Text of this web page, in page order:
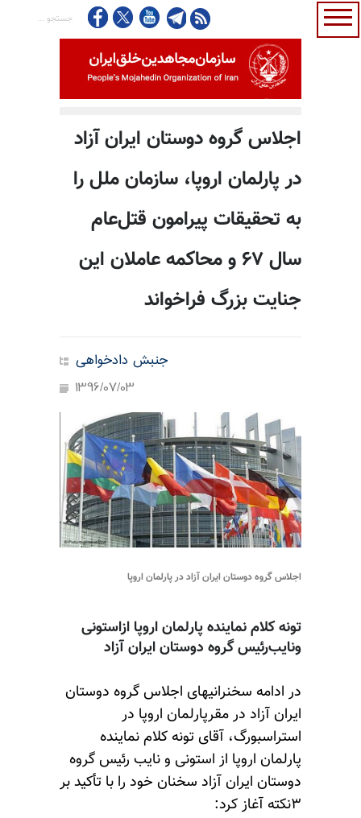
اجلاس گروه دوستان ایران آزاد
در پارلمان اروپا، سازمان ملل را
به تحقیقات پیرامون قتل‌عام
سال ۶۷ و محاکمه عاملان این
جنایت بزرگ فراخواند
جنبش دادخواهی
1396/07/03
اجلاس گروه دوستان ایران آزاد در پارلمان اروپا
تونه کلام نماینده پارلمان اروپا ازاستونی
ونایب‌رئیس گروه دوستان ایران آزاد
در ادامه سخنرانیهای اجلاس گروه دوستان
ایران آزاد در مقرپارلمان اروپا در
استراسبورگ، آقای تونه کلام نماینده
پارلمان اروپا از استونی و نایب رئیس گروه
دوستان ایران آزاد سخنان خود را با تأکید بر
۳نکته آغاز کرد: